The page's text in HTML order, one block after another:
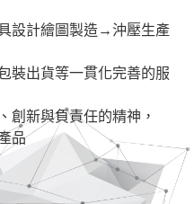
設計繪圖製造→沖壓生產
出貨等一貫化完善的服
創新與負責任的精神，
品